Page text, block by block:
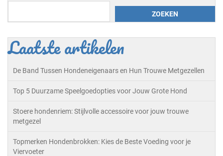
ZOEKEN
Laatste artikelen
De Band Tussen Hondeneigenaars en Hun Trouwe Metgezellen
Top 5 Duurzame Speelgoedopties voor Jouw Grote Hond
Stoere hondenriem: Stijlvolle accessoire voor jouw trouwe
metgezel
Topmerken Hondenbrokken: Kies de Beste Voeding voor je
Viervoeter